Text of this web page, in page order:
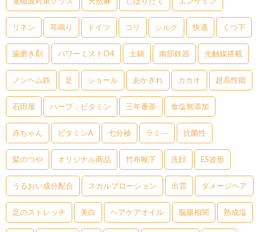
リネン 耳鳴り ドイツ コリ シルク 快適 くつ下
歯磨き剤 パワーミストO4 土鍋 南部鉄器 光触媒搭載
ノンヘム鉄 足 ショール あかぎれ カカオ 超高性能
石田屋 ハーブ，ビタミン 三年番茶 食塩無添加
赤ちゃん ビタミンA 七分袖 ラミ― 抗菌性
髪のつや オリジナル商品 竹布靴下 洗顔 ES波形
うるおい成分配合 スカルプローション 出雲 ダメージヘア
足のストレッチ 美白 ヘアケアオイル 脳腸相関 熟成塩